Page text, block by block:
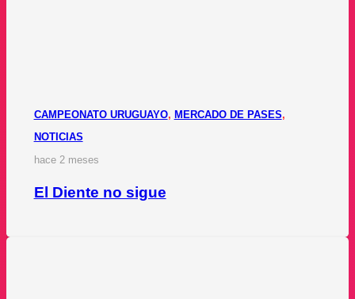
CAMPEONATO URUGUAYO, MERCADO DE PASES,
NOTICIAS
hace 2 meses
El Diente no sigue